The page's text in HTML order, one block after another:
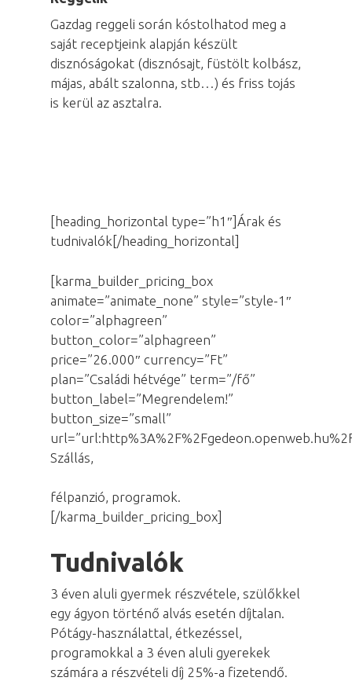
Gazdag reggeli során kóstolhatod meg a
saját receptjeink alapján készült
disznóságokat (disznósajt, füstölt kolbász,
májas, abált szalonna, stb…) és friss tojás
is kerül az asztalra.
[heading_horizontal type=”h1″]Árak és
tudnivalók[/heading_horizontal]
[karma_builder_pricing_box
animate=”animate_none” style=”style-1″
color=”alphagreen”
button_color=”alphagreen”
price=”26.000″ currency=”Ft”
plan=”Családi hétvége” term=”/fő”
button_label=”Megrendelem!”
button_size=”small”
Szállás,
félpanzió, programok.
[/karma_builder_pricing_box]
Tudnivalók
3 éven aluli gyermek részvétele, szülőkkel
egy ágyon történő alvás esetén díjtalan.
Pótágy-használattal, étkezéssel,
programokkal a 3 éven aluli gyerekek
számára a részvételi díj 25%-a fizetendő.